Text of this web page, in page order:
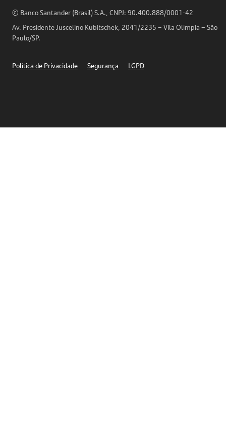
Horários de Atendimento
Telefones
© Banco Santander (Brasil) S.A., CNPJ: 90.400.888/0001-42
Av. Presidente Juscelino Kubitschek, 2041/2235 – Vila Olímpia – São
Paulo/SP.
Política de Privacidade Segurança LGPD